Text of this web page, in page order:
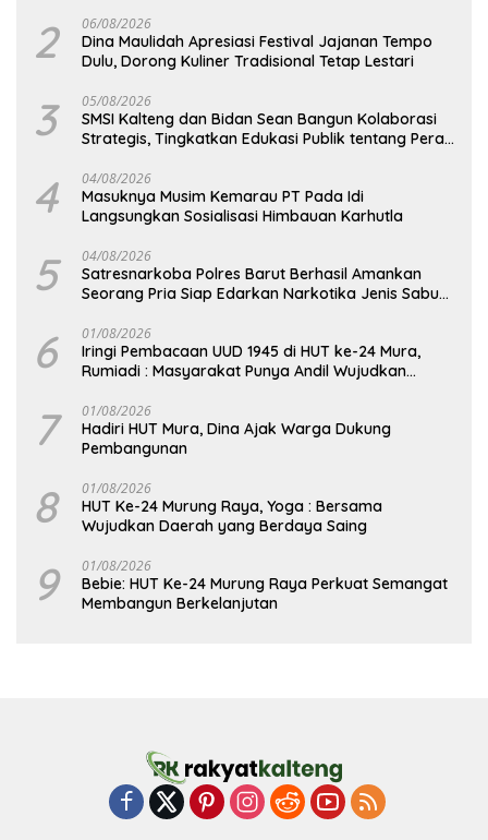
2 06/08/2026
Dina Maulidah Apresiasi Festival Jajanan Tempo
Dulu, Dorong Kuliner Tradisional Tetap Lestari
3 05/08/2026
SMSI Kalteng dan Bidan Sean Bangun Kolaborasi
Strategis, Tingkatkan Edukasi Publik tentang Peran
4 04/08/2026
Masuknya Musim Kemarau PT Pada Idi
Langsungkan Sosialisasi Himbauan Karhutla
5 04/08/2026
Satresnarkoba Polres Barut Berhasil Amankan
Seorang Pria Siap Edarkan Narkotika Jenis Sabu
6 01/08/2026
Iringi Pembacaan UUD 1945 di HUT ke-24 Mura,
Rumiadi : Masyarakat Punya Andil Wujudkan
7 01/08/2026
Hadiri HUT Mura, Dina Ajak Warga Dukung
Pembangunan
8 01/08/2026
HUT Ke-24 Murung Raya, Yoga : Bersama
Wujudkan Daerah yang Berdaya Saing
9 01/08/2026
Bebie: HUT Ke-24 Murung Raya Perkuat Semangat
Membangun Berkelanjutan